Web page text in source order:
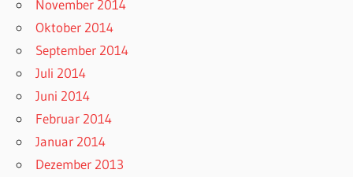
November 2014
Oktober 2014
September 2014
Juli 2014
Juni 2014
Februar 2014
Januar 2014
Dezember 2013